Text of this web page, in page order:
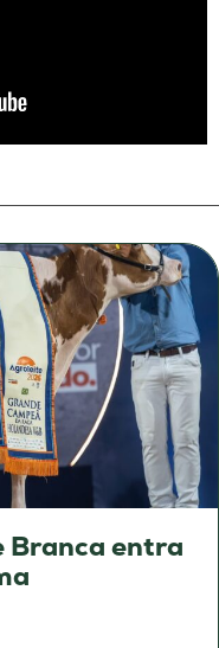
Branca entra